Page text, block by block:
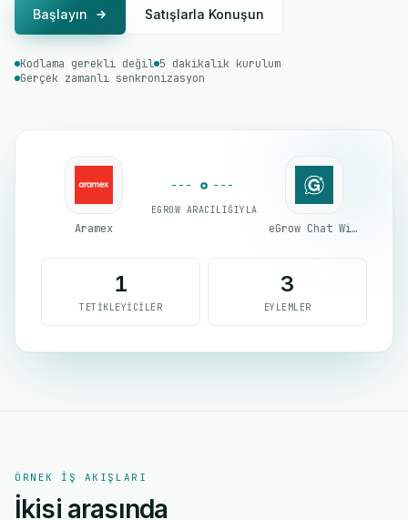
Başlayın Satışlarla Konuşun
Kodlama gerekli değil 5 dakikalık kurulum
Gerçek zamanlı senkronizasyon
Aramex
EGROW ARACILIĞIYLA
eGrow Chat Widget
1
TETIKLEYICILER
3
EYLEMLER
ÖRNEK IŞ AKIŞLARI
İkisi arasında